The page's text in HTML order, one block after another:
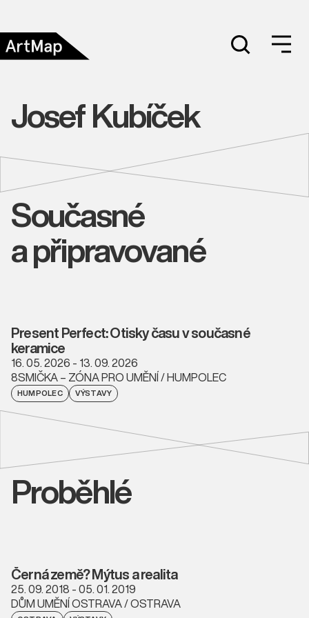
Josef Kubíček
Současné
a připravované
Present Perfect: Otisky času v současné
keramice
16. 05. 2026 - 13. 09. 2026
8SMIČKA – ZÓNA PRO UMĚNÍ / HUMPOLEC
HUMPOLEC VÝSTAVY
Proběhlé
Černá země? Mýtus a realita
25. 09. 2018 - 05. 01. 2019
DŮM UMĚNÍ OSTRAVA / OSTRAVA